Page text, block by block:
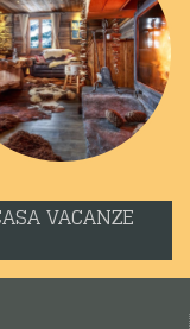
VACANZE